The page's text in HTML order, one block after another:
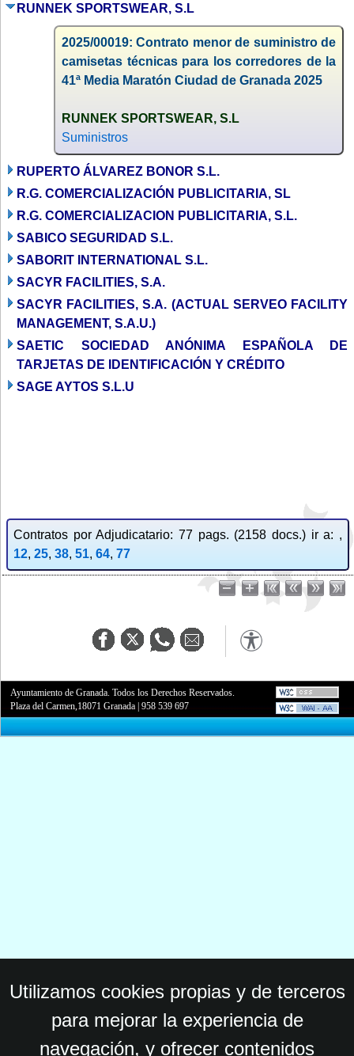
RUNNEK SPORTSWEAR, S.L
2025/00019: Contrato menor de suministro de
camisetas técnicas para los corredores de la
41ª Media Maratón Ciudad de Granada 2025
RUNNEK SPORTSWEAR, S.L
Suministros
RUPERTO ÁLVAREZ BONOR S.L.
R.G. COMERCIALIZACIÓN PUBLICITARIA, SL
R.G. COMERCIALIZACION PUBLICITARIA, S.L.
SABICO SEGURIDAD S.L.
SABORIT INTERNATIONAL S.L.
SACYR FACILITIES, S.A.
SACYR FACILITIES, S.A. (ACTUAL SERVEO FACILITY
MANAGEMENT, S.A.U.)
SAETIC SOCIEDAD ANÓNIMA ESPAÑOLA DE
TARJETAS DE IDENTIFICACIÓN Y CRÉDITO
SAGE AYTOS S.L.U
Contratos por Adjudicatario: 77 pags. (2158 docs.) ir a: ,
12, 25, 38, 51, 64, 77
Ayuntamiento de Granada. Todos los Derechos Reservados.
Plaza del Carmen,18071 Granada |958 539 697
Utilizamos cookies propias y de terceros
para mejorar la experiencia de
navegación, y ofrecer contenidos